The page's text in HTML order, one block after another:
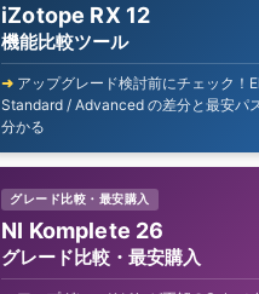
iZotope RX 12
機能比較ツール
アップグレード検討前にチェック！
Standard / Advanced の差分と最安パ
分かる
グレード比較・最安購入
NI Komplete 26
グレード比較・最安購入